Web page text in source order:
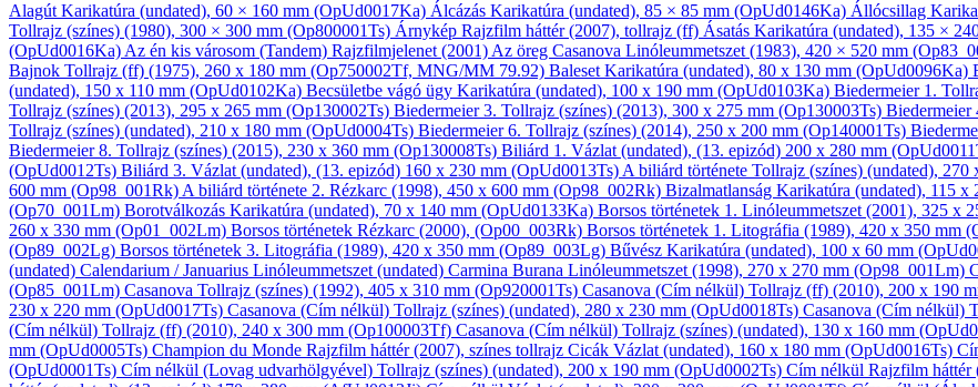
Alagút Karikatúra (undated), 60 × 160 mm (OpUd0017Ka) Álcázás Karikatúra (undated), 85 × 85 mm (OpUd0146Ka) Állócsillag
Tollrajz (színes) (1980), 300 × 300 mm (Op800001Ts) Árnykép Rajzfilm háttér(2007), tollrajz (ff) Ásatás Karikatúra (undated), 135 ×
(OpUd0016Ka) Az én kis városom (Tandem) Rajzfilmjelenet (2001) Az öreg Casanova Linóleum­metszet (1983), 420 × 520 mm
Bajnok Tollrajz (ff) (1975), 260 x 180 mm (Op750002Tf, MNG/MM 79.92) Baleset Karikatúra (undated), 80 x 130 mm (OpUd0096Ka)
(undated), 150 x 110 mm (OpUd0102Ka) Becsületbe vágó ügy Karikatúra (undated), 100 x 190 mm (OpUd0103Ka) Biedermeier 1.
Tollrajz (színes) (2013), 295 x 265 mm (Op130002Ts) Biedermeier 3. Tollrajz (színes) (2013), 300 x 275 mm (Op130003Ts) Biedermeier
Tollrajz (színes) (undated), 210 x 180 mm (OpUd0004Ts) Biedermeier 6. Tollrajz (színes) (2014), 250 x 200 mm (Op140001Ts)
Biedermeier 8. Tollrajz (színes) (2015), 230 x 360 mm (Op130008Ts) Biliárd 1. Vázlat (undated), (13. epizód) 200 x 280 mm
(OpUd0012Ts) Biliárd 3. Vázlat (undated), (13. epizód) 160 x 230 mm (OpUd0013Ts) A biliárd története Tollrajz (színes) (undated), 270
600 mm (Op98_001Rk) A biliárd története 2. Rézkarc (1998), 450 x 600 mm (Op98_002Rk) Bizalmatlanság Karikatúra (undated), 115 x
(Op70_001Lm) Borotválkozás Karikatúra (undated), 70 x 140 mm (OpUd0133Ka) Borsos történetek 1. Linóleum­metszet (2001), 325 x
260 x 330 mm (Op01_002Lm) Borsos történetek Rézkarc (2000), (Op00_003Rk) Borsos történetek 1. Litográfia (1989), 420 x 350 mm
(Op89_002Lg) Borsos történetek 3. Litográfia (1989), 420 x 350 mm (Op89_003Lg) Bűvész Karikatúra (undated), 100 x 60 mm
(undated) Calendarium / Januarius Linóleum­metszet (undated) Carmina Burana Linóleum­metszet (1998), 270 x 270 mm (Op98_001Lm)
(Op85_001Lm) Casanova Tollrajz (színes) (1992), 405 x 310 mm (Op920001Ts) Casanova (Cím nélkül) Tollrajz (ff) (2010), 200 x 190
230 x 220 mm (OpUd0017Ts) Casanova (Cím nélkül) Tollrajz (színes) (undated), 280 x 230 mm (OpUd0018Ts) Casanova (Cím nélkül)
(Cím nélkül) Tollrajz (ff) (2010), 240 x 300 mm (Op100003Tf) Casanova (Cím nélkül) Tollrajz (színes) (undated), 130 x 160 mm
mm (OpUd0005Ts) Champion du Monde Rajzfilm háttér(2007), színes tollrajz Cicák Vázlat (undated), 160 x 180 mm (OpUd0016Ts)
(OpUd0001Ts) Cím nélkül (Lovag udvarhölgyével) Tollrajz (színes) (undated), 200 x 190 mm (OpUd0002Ts) Cím nélkül Rajzfilm háttér